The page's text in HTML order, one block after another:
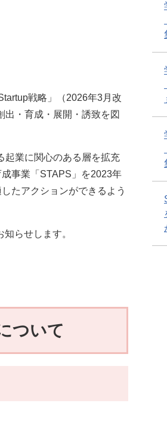
戦略」（2026年3月改
出・育成・展開・誘致を図
起業に関心のある層を拡充
事業「STAPS」を2023年
たアクションができるよう
らせします。
ついて